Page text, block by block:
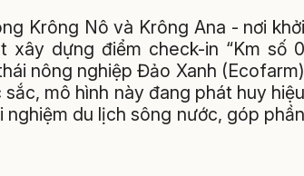
Krông Nô và Krông Ana - nơi khởi
xây dựng điểm check-in “Km số 0
nông nghiệp Đảo Xanh (Ecofarm)
mô hình này đang phát huy hiệu
du lịch sông nước, góp phần